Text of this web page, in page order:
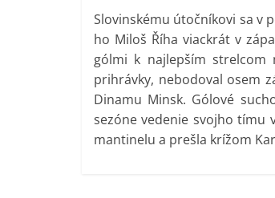
Slovinskému útočníkovi sa v
ho Miloš Říha viackrát v
gólmi k najlepším strelcom
prihrávky, nebodoval osem
Dinamu Minsk. Gólové
sezóne vedenie svojho tímu
mantinelu a prešla krížom